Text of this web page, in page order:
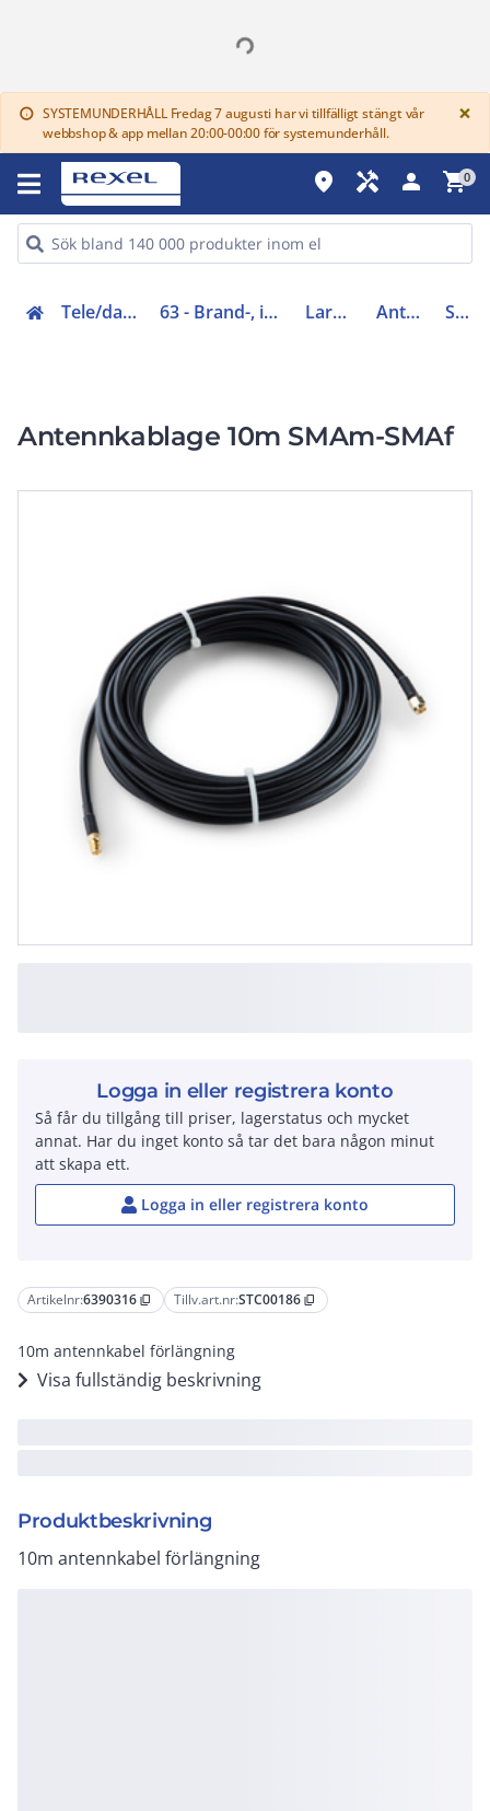
info SYSTEMUNDERHÅLL Fredag 7 augusti har vi tillfälligt stängt vår
webbshop & app mellan 20:00-00:00 för systemunderhåll.
×
place handyman person shopping_cart0
Tele/data och säkerhet (50-63) 63 - Brand-, inbrottslarm, kameraövervakning Larmkommunikation Antenn och tillbehör STC00186
Antennkablage 10m SMAm-SMAf
Artikelnr:6390316 content_copy Tillv.art.nr:STC00186 content_copy
10m antennkabel förlängning
Visa fullständig beskrivning
Produktbeskrivning
10m antennkabel förlängning
Logga in eller registrera konto
Så får du tillgång till priser, lagerstatus och mycket
annat. Har du inget konto så tar det bara någon minut
att skapa ett.
Logga in eller registrera konto